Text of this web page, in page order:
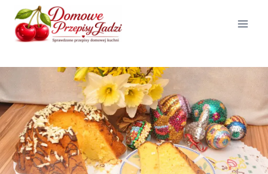
Przejdź
treści